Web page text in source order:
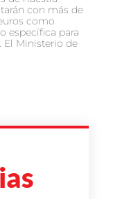
con más de
como
específica para
El Ministerio de